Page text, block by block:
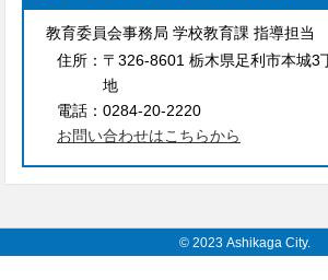
教育委員会事務局 学校教育課 指導担当
住所： 〒326-8601 栃木県足利市本城3
地
電話： 0284-20-2220
お問い合わせはこちらから
© 2023 Ashikaga City.